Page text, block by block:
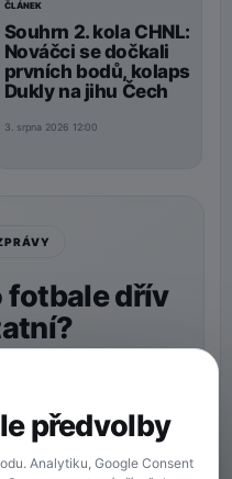
ČLÁNEK
Souhrn 2. kola CHNL:
Nováčci se dočkali
prvních bodů, kolaps
Dukly na jihu Čech
3. srpna 2026 12:00
fotbale dřív
Více zpráv na Googlu
předvolby
Analytiku, Google Consent